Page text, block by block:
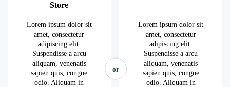
or
Store
Lorem ipsum dolor sit
amet, consectetur
adipiscing elit.
Suspendisse a arcu
aliquam, venenatis
sapien quis, congue
odio. Aliquam in
Lorem ipsum dolor sit
amet, consectetur
adipiscing elit.
Suspendisse a arcu
aliquam, venenatis
sapien quis, congue
odio. Aliquam in